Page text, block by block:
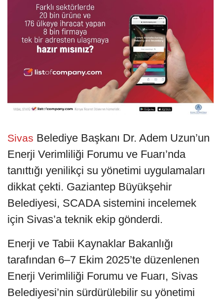
Sivas Belediye Başkanı Dr. Adem Uzun’un
Enerji Verimliliği Forumu ve Fuarı’nda
tanıttığı yenilikçi su yönetimi uygulamaları
dikkat çekti. Gaziantep Büyükşehir
Belediyesi, SCADA sistemini incelemek
için Sivas’a teknik ekip gönderdi.
Enerji ve Tabii Kaynaklar Bakanlığı
tarafından 6–7 Ekim 2025’te düzenlenen
Enerji Verimliliği Forumu ve Fuarı, Sivas
Belediyesi’nin sürdürülebilir su yönetimi